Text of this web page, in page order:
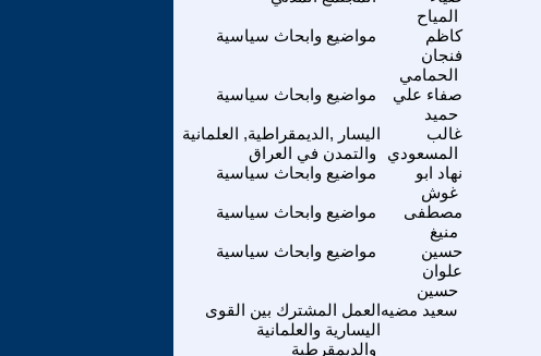
المياح
مواضيع وابحاث سياسية
كاظم
فنجان
الحمامي
مواضيع وابحاث سياسية
صفاء علي
حميد
اليسار ,الديمقراطية, العلمانية
والتمدن في العراق
غالب
المسعودي
مواضيع وابحاث سياسية
نهاد ابو
غوش
مواضيع وابحاث سياسية
مصطفى
منيغ
مواضيع وابحاث سياسية
حسين
علوان
حسين
العمل المشترك بين القوى
اليسارية والعلمانية
والديمقرطية
سعيد مضيه